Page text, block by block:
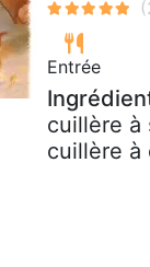
Entrée
cuillère à
cuillère à